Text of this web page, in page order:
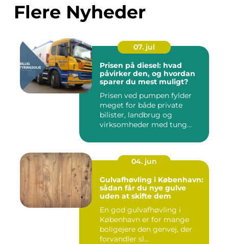
Flere Nyheder
07. jul
Prisen på diesel: hvad
påvirker den, og hvordan
sparer du mest muligt?
Prisen ved pumpen fylder
meget for både private
bilister, landbrug og
virksomheder med tung
04. jun
Gulvafhøvling i København:
sådan får du nye gulve
uden at skifte dem
En god gulvafhøvling i
København er for mange
boligejere den genvej, der
forvandler sl...